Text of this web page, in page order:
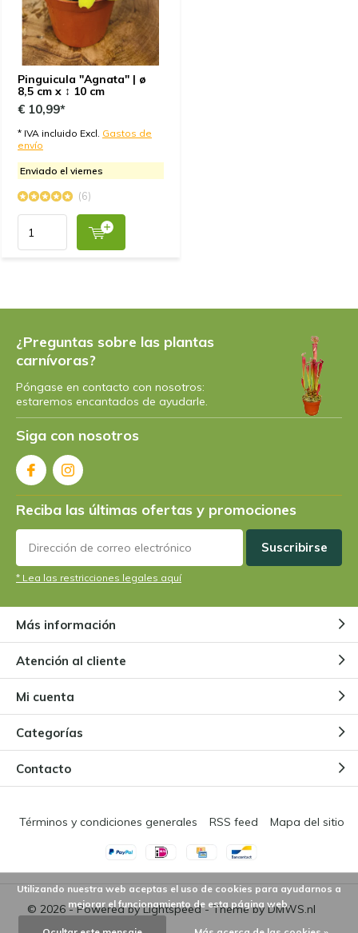
Por Danielle- 18-08-2023 09:29
5 / 5
What a nice little plant. I didn't have this one yet, so I
during delivery and your good care, all the plants
looked fine, but this one was really fresh to see. It
looked fake, that's how pretty it is.
PorTheodor Antoniou- 08-06-2022 14:10
J'ai eu celle-ci gratuitement à cause de la grande
axtion, mais si je ne l'avais pas eue, je l'aurais
Pinguicula "Agnata" | ø
8,5 cm x ↕ 10 cm
€ 10,99*
* IVA incluido Excl. Gastos de
envío
Enviado el viernes
(6)
¿Preguntas sobre las plantas
carnívoras?
Póngase en contacto con nosotros:
estaremos encantados de ayudarle.
Siga con nosotros
Reciba las últimas ofertas y promociones
Suscribirse
* Lea las restricciones legales aquí
Más información
Atención al cliente
Mi cuenta
Categorías
Contacto
© 2026 - Powered byLightspeed- Theme byDMWS.nl
Términos y condiciones generales RSS feed Mapa del sitio
Utilizando nuestra web aceptas el uso de cookies para ayudarnos a
mejorar el funcionamiento de esta página web.